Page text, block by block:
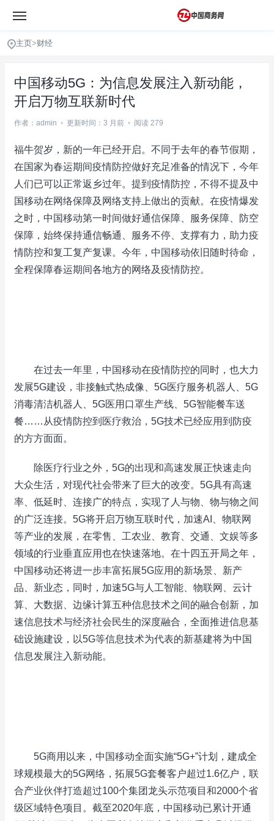
主页>财经
中国移动5G：为信息发展注入新动能，
开启万物互联新时代
作者：admin • 更新时间：3 月前 • 阅读 279
福牛贺岁，新的一年已经开启。不同于去年的春节假期，
在国家为春运期间疫情防控做好充足准备的情况下，今年
人们已可以正常返乡过年。提到疫情防控，不得不提及中
国移动在网络保障及网络支持上做出的贡献。在疫情爆发
之时，中国移动第一时间做好通信保障、服务保障、防空
保障，始终保持通信畅通、服务不停、支撑有力，助力疫
情防控和复工复产复课。今年，中国移动依旧随时待命，
全程保障春运期间各地方的网络及疫情防控。
在过去一年里，中国移动在疫情防控的同时，也大力
发展5G建设，非接触式热成像、5G医疗服务机器人、5G
消毒清洁机器人、5G医用口罩生产线、5G智能餐车送
餐……从疫情防控到医疗救治，5G技术已经应用到防疫
的方方面面。
除医疗行业之外，5G的出现和高速发展正快速走向
大众生活，对现代社会带来了巨大的改变。5G具有高速
率、低延时、连接广的特点，实现了人与物、物与物之间
的广泛连接。5G将开启万物互联时代，加速AI、物联网
等产业的发展，在零售、工农业、教育、交通、文娱等多
领域的行业垂直应用也在快速落地。在十四五开局之年，
中国移动还将进一步丰富拓展5G应用的新场景、新产
品、新业态，同时，加速5G与人工智能、物联网、云计
算、大数据、边缘计算五种信息技术之间的融合创新，加
速信息技术与经济社会民生的深度融合，全面推进信息基
础设施建设，以5G等信息技术为代表的新基建将为中国
信息发展注入新动能。
5G商用以来，中国移动全面实施“5G+”计划，建成全
球规模最大的5G网络，拓展5G套餐客户超过1.6亿户，联
合产业伙伴打造超过100个集团龙头示范项目和2000个省
级区域特色项目。截至2020年底，中国移动已累计开通